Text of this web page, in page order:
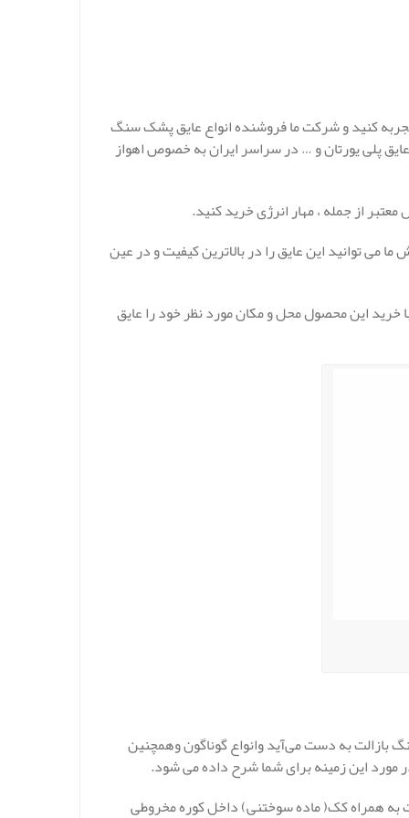
کنید و شرکت ما فروشنده انواع عایق پشک سنگ
پلی یورتان و … در سراسر ایران به خصوص اهواز
از جمله ، مهار انرژی خرید کنید.
توانید این عایق را در بالاترین کیفیت و در عین
خرید این محصول محل و مکان مورد نظر خود را عایق
به دست می‌آید وانواع گوناگون وهمچنین
مورد این زمینه برای شما شرح داده می شود.
همراه کک( ماده سوختنی) داخل کوره مخروطی